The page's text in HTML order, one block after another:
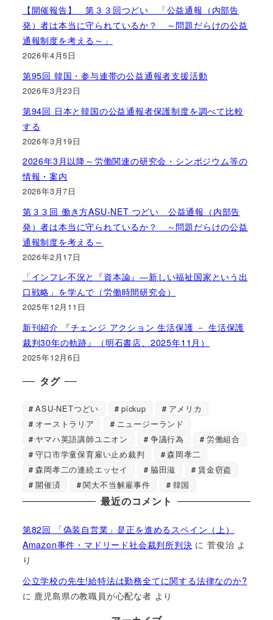
【開催報告】 第３３回つどい 「公益通報（内部告
発）者は本当に守られているか？ ～問題だらけの公益
通報制度を考える～」
2026年4月5日
第95回 韓国・参与連帯の公益通報者支援活動
2026年3月23日
第94回 日本と韓国の公益通報者保護制度を調べて比較
する
2026年3月19日
2026年3月以降～労働関連の研究会・シンポジウム等の
情報・案内
2026年3月7日
第３３回 働き方ASU-NET つどい 公益通報（内部告
発）者は本当に守られているか？ ～問題だらけの公益
通報制度を考える～
2026年2月17日
「インフレ不況と『資本論』―新しい福祉国家という出
口戦略」を学んで（労働時間研究会）
2025年12月11日
新刊紹介 『チェンジ アクション 生活保護 － 生活保護
裁判30年の軌跡』（明石書店、2025年11月）
2025年12月6日
タグ
ASU-NETつどい pickup
アメリカ
オーストラリア
ニュージーランド
ヤマハ英語講師ユニオン
争議行為
労働組合
守口市学童保育雇い止め裁判
森岡孝二
森岡孝二の連続エッセイ
脇田滋
賃金窃盗
開催済
関大不当解雇事件 韓国
最近のコメント
第82回 「偽装自営業」是正を進めるスペイン（上）
Amazon事件・マドリード社会裁判所判決 に菅俊治 よ
り
公立学校の先生!給特法は勤務全てに関する法律なのか?
に 鹿児島県の教職員が心配な者 より